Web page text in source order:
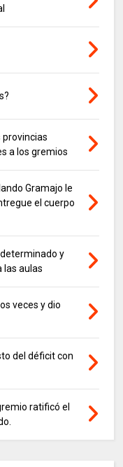
provincias
a los gremios
Gramajo le
el cuerpo
y
las aulas
veces y dio
del déficit con
ratificó el